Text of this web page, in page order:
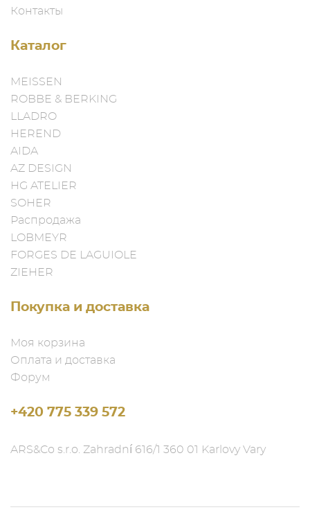
Контакты
Каталог
MEISSEN
ROBBE & BERKING
LLADRO
HEREND
AIDA
AZ DESIGN
HG ATELIER
SOHER
Распродажа
LOBMEYR
FORGES DE LAGUIOLE
ZIEHER
Покупка и доставка
Моя корзина
Оплата и доставка
Форум
+420 775 339 572
ARS&Co s.r.o. Zahradní 616/1 360 01 Karlovy Vary